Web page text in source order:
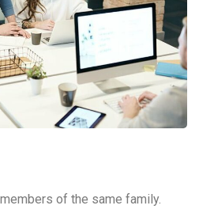
of the same family.